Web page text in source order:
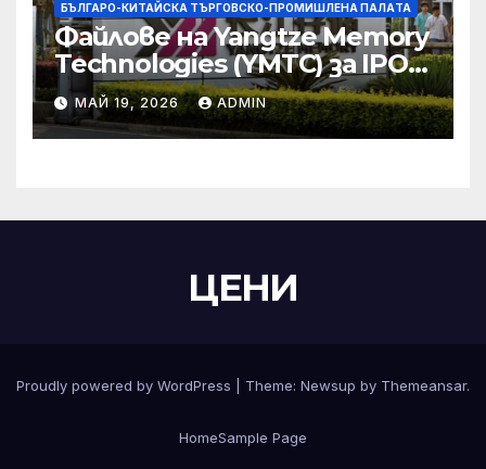
БЪЛГАРО-КИТАЙСКА ТЪРГОВСКО-ПРОМИШЛЕНА ПАЛAТА
Файлове на Yangtze Memory
Technologies (YMTC) за IPO
на STAR Market
МАЙ 19, 2026 ADMIN
ЦЕНИ
Proudly powered by WordPress Theme: Newsup by Themeansar.
HomeSample Page